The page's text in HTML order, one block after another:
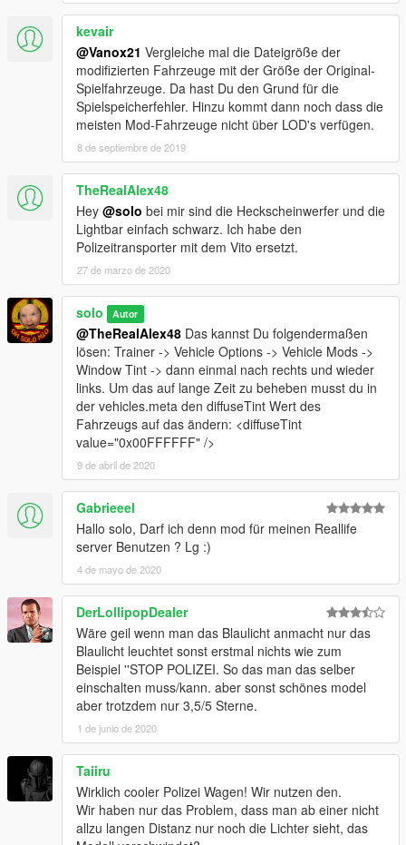
kevair
@Vanox21 Vergleiche mal die Dateigröße der
modifizierten Fahrzeuge mit der Größe der Original-
Spielfahrzeuge. Da hast Du den Grund für die
Spielspeicherfehler. Hinzu kommt dann noch dass die
meisten Mod-Fahrzeuge nicht über LOD's verfügen.
8 de septiembre de 2019
TheRealAlex48
Hey @solo bei mir sind die Heckscheinwerfer und die
Lightbar einfach schwarz. Ich habe den
Polizeitransporter mit dem Vito ersetzt.
27 de marzo de 2020
solo Autor
@TheRealAlex48 Das kannst Du folgendermaßen
lösen: Trainer -> Vehicle Options -> Vehicle Mods ->
Window Tint -> dann einmal nach rechts und wieder
links. Um das auf lange Zeit zu beheben musst du in
der vehicles.meta den diffuseTint Wert des
Fahrzeugs auf das ändern: <diffuseTint
value="0x00FFFFFF" />
9 de abril de 2020
Gabrieeel
Hallo solo, Darf ich denn mod für meinen Reallife
server Benutzen ? Lg :)
4 de mayo de 2020
DerLollipopDealer
Wäre geil wenn man das Blaulicht anmacht nur das
Blaulicht leuchtet sonst erstmal nichts wie zum
Beispiel ''STOP POLIZEI. So das man das selber
einschalten muss/kann. aber sonst schönes model
aber trotzdem nur 3,5/5 Sterne.
1 de junio de 2020
Taiiru
Wirklich cooler Polizei Wagen! Wir nutzen den.
Wir haben nur das Problem, dass man ab einer nicht
allzu langen Distanz nur noch die Lichter sieht, das